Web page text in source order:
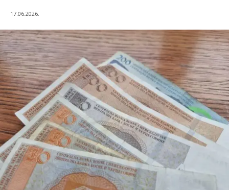
17.06.2026.